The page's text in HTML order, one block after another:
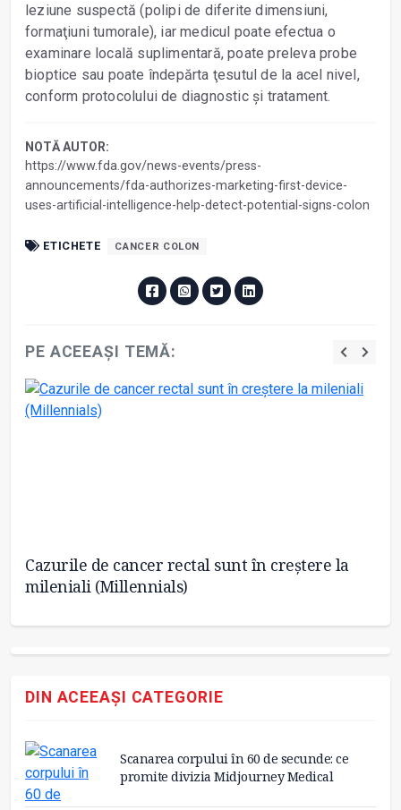
leziune suspectă (polipi de diferite dimensiuni,
formaţiuni tumorale), iar medicul poate efectua o
examinare locală suplimentară, poate preleva probe
bioptice sau poate îndepărta ţesutul de la acel nivel,
conform protocolului de diagnostic și tratament.
NOTĂ AUTOR:
https://www.fda.gov/news-events/press-
announcements/fda-authorizes-marketing-first-device-
uses-artificial-intelligence-help-detect-potential-signs-colon
ETICHETE CANCER COLON
PE ACEEAȘI TEMĂ:
Cazurile de cancer rectal sunt în creștere la
mileniali (Millennials)
DIN ACEEAȘI CATEGORIE
Scanarea corpului în 60 de secunde: ce
promite divizia Midjourney Medical